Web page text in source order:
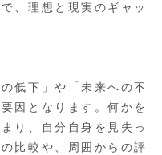
、理想と現実のギャッ
低下」や「未来への不
因となります。何かを
り、自分自身を見失っ
比較や、周囲からの評